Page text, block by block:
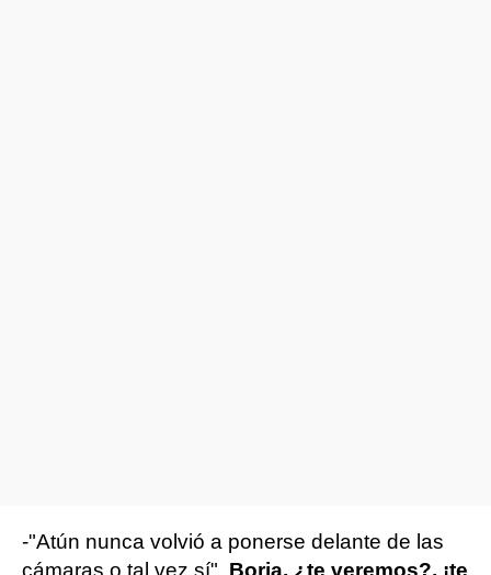
-"Atún nunca volvió a ponerse delante de las
cámaras o tal vez sí". Borja, ¿te veremos?, ¡te